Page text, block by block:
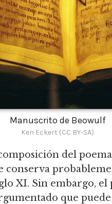
Manuscrito de Beowulf
Ken Eckert (CC BY-SA)
del
conserva
XI. Sin embargo, el
que